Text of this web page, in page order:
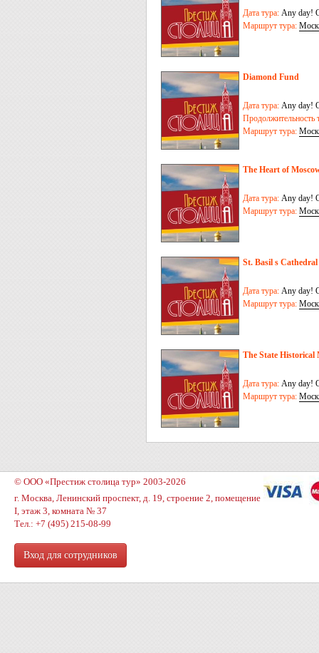
Дата тура: Any day!
Маршрут тура:
Diamond Fund
Дата тура: Any day!
Продолжительность
Маршрут тура:
The Heart of
Дата тура: Any day!
Маршрут тура:
St. Basil s Cathedral
Дата тура: Any day!
Маршрут тура:
The State Historical
Дата тура: Any day!
Маршрут тура:
© ООО «Престиж столица тур» 2003-2026
г. Москва, Ленинский проспект, д. 19, строение 2, помещение
I, этаж 3, комната № 37
Тел.: +7 (495) 215-08-99
Вход для сотрудников